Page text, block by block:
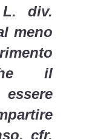
div.
meno
il
cfr.